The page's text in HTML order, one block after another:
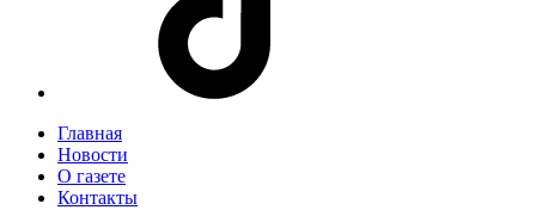
Главная
Новости
О газете
Контакты